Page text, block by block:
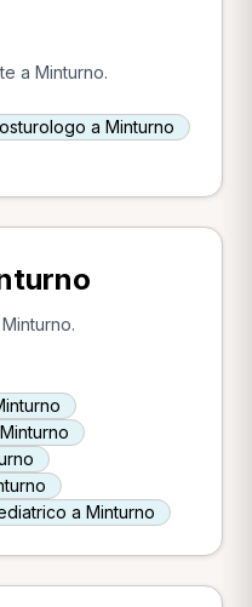
a Minturno.
a Minturno
a Minturno